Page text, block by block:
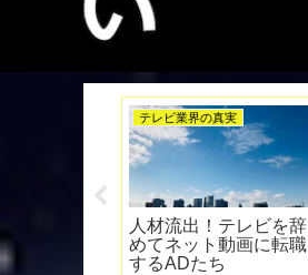
た楽しみ
ス解消】
テレビvsネット論争
ついに嵐も！芸能人が
YouTubeに続々参入す
る理由【本田翼最強】